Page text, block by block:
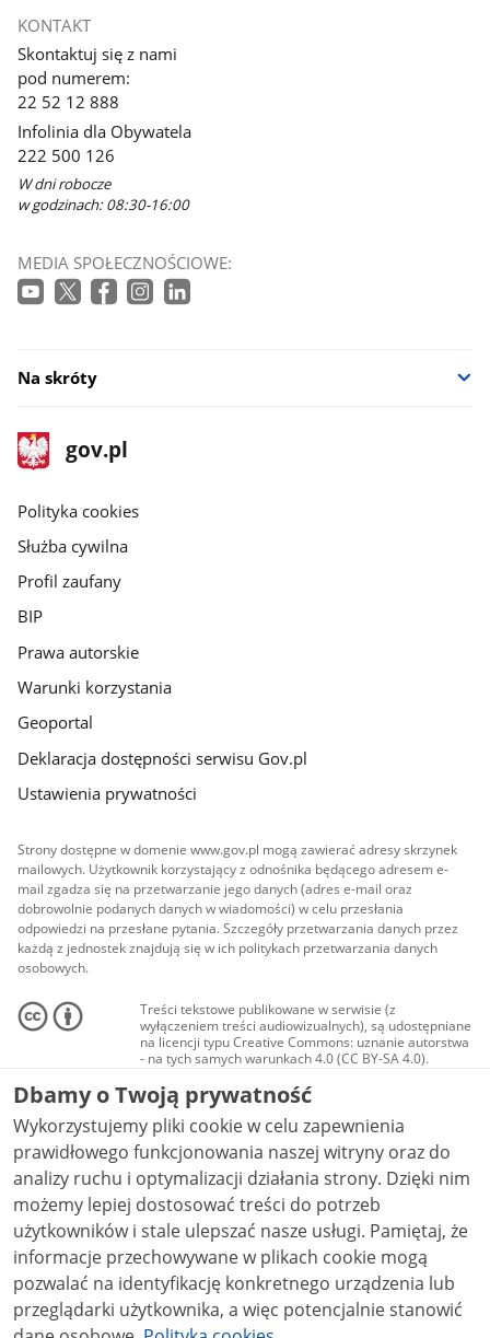
KONTAKT
Skontaktuj się z nami
pod numerem:
22 52 12 888
Infolinia dla Obywatela
222 500 126
W dni robocze
w godzinach: 08:30-16:00
MEDIA SPOŁECZNOŚCIOWE:
Na skróty
stopka
gov.pl
Strona
gov.pl
gov.pl
Polityka cookies
Służba cywilna
Profil zaufany
BIP
Prawa autorskie
Warunki korzystania
Geoportal
Deklaracja dostępności serwisu Gov.pl
Ustawienia prywatności
Strony dostępne w domenie www.gov.pl mogą zawierać adresy skrzynek
mailowych. Użytkownik korzystający z odnośnika będącego adresem e-
mail zgadza się na przetwarzanie jego danych (adres e-mail oraz
dobrowolnie podanych danych w wiadomości) w celu przesłania
odpowiedzi na przesłane pytania. Szczegóły przetwarzania danych przez
każdą z jednostek znajdują się w ich politykach przetwarzania danych
osobowych.
Treści tekstowe publikowane w serwisie (z
wyłączeniem treści audiowizualnych), są udostępniane
na licencji typu Creative Commons: uznanie autorstwa
- na tych samych warunkach 4.0 (CC BY-SA 4.0).
Materiały audiowizualne, w tym zdjęcia, materiały
audio i wideo, są udostępniane na licencji typu
Creative Commons: uznanie autorstwa użycie
niekomercyjne - bez utworów zależnych 4.0 (CC BY-
NC-ND 4.0), o ile nie jest to stwierdzone inaczej.
Dbamy o Twoją prywatność
Wykorzystujemy pliki cookie w celu zapewnienia
prawidłowego funkcjonowania naszej witryny oraz do
analizy ruchu i optymalizacji działania strony. Dzięki nim
możemy lepiej dostosować treści do potrzeb
użytkowników i stale ulepszać nasze usługi. Pamiętaj, że
informacje przechowywane w plikach cookie mogą
pozwalać na identyfikację konkretnego urządzenia lub
przeglądarki użytkownika, a więc potencjalnie stanowić